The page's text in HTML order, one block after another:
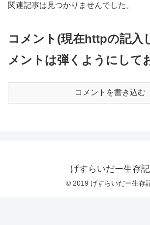
関連記事は見つかりませんでした。
コメント(現在httpの記入
メントは弾くようにして
コメントを書き込む
げすらいだー生存記
© 2019 げすらいだー生存